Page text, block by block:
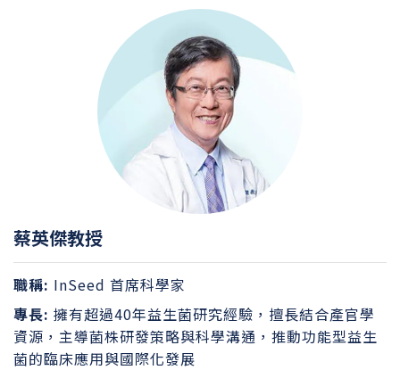
蔡英傑教授
職稱: InSeed 首席科學家
專長: 擁有超過40年益生菌研究經驗，擅長結合產官學
資源，主導菌株研發策略與科學溝通，推動功能型益生
菌的臨床應用與國際化發展